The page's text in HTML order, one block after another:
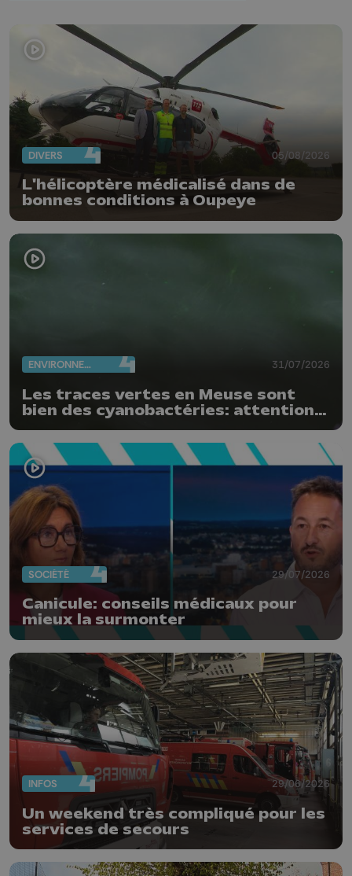
DIVERS 05/08/2026
L'hélicoptère médicalisé dans de
bonnes conditions à Oupeye
ENVIRONNEMENT 31/07/2026
Les traces vertes en Meuse sont
bien des cyanobactéries: attention
danger !
SOCIÉTÉ 29/07/2026
Canicule: conseils médicaux pour
mieux la surmonter
INFOS 29/06/2026
Un weekend très compliqué pour les
services de secours